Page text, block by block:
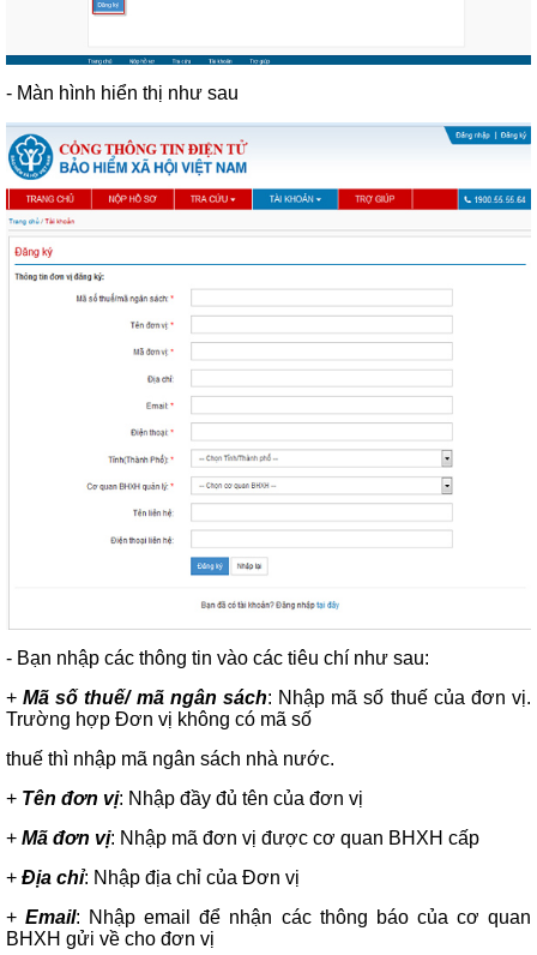
- Màn hình hiển thị như sau
- Bạn nhập các thông tin vào các tiêu chí như sau:
+Mã số thuế/ mã ngân sách: Nhập mã số thuế của đơn vị.
Trường hợp Đơn vị không có mã số
thuế thì nhập mã ngân sách nhà nước.
+ Tên đơn vị: Nhập đầy đủ tên của đơn vị
+ Mã đơn vị: Nhập mã đơn vị được cơ quan BHXH cấp
+ Địa chỉ: Nhập địa chỉ của Đơn vị
+Email: Nhập email để nhận các thông báo của cơ quan
BHXH gửi về cho đơn vị